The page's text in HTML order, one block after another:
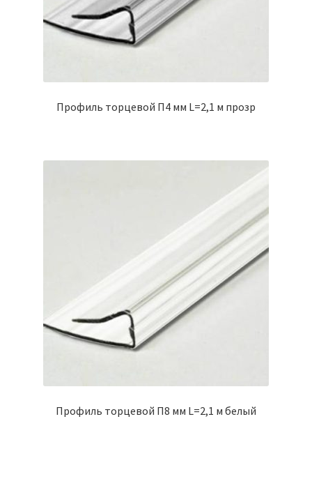
Профиль торцевой П4 мм L=2,1 м прозр
Профиль торцевой П8 мм L=2,1 м белый